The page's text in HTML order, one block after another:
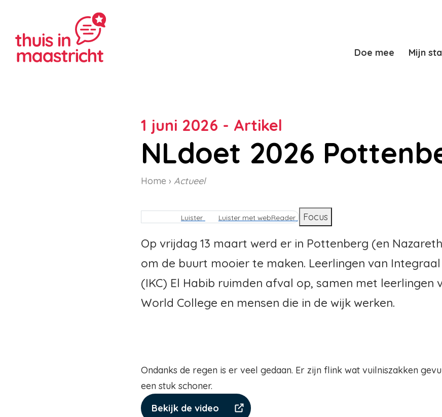
Doe mee Mijn
1 juni 2026 - Artikel
NLdoet 2026
Kruimelpad
Home Actueel
Luister Luister met webReader Focus
Op vrijdag 13 maart werd er in Pottenberg (en
om de buurt mooier te maken. Leerlingen van
(IKC) El Habib ruimden afval op, samen met leerlingen
World College en mensen die in de wijk werken.
Ondanks de regen is er veel gedaan. Er zijn flink wat vuilniszakken
een stuk schoner.
Bekijk de video